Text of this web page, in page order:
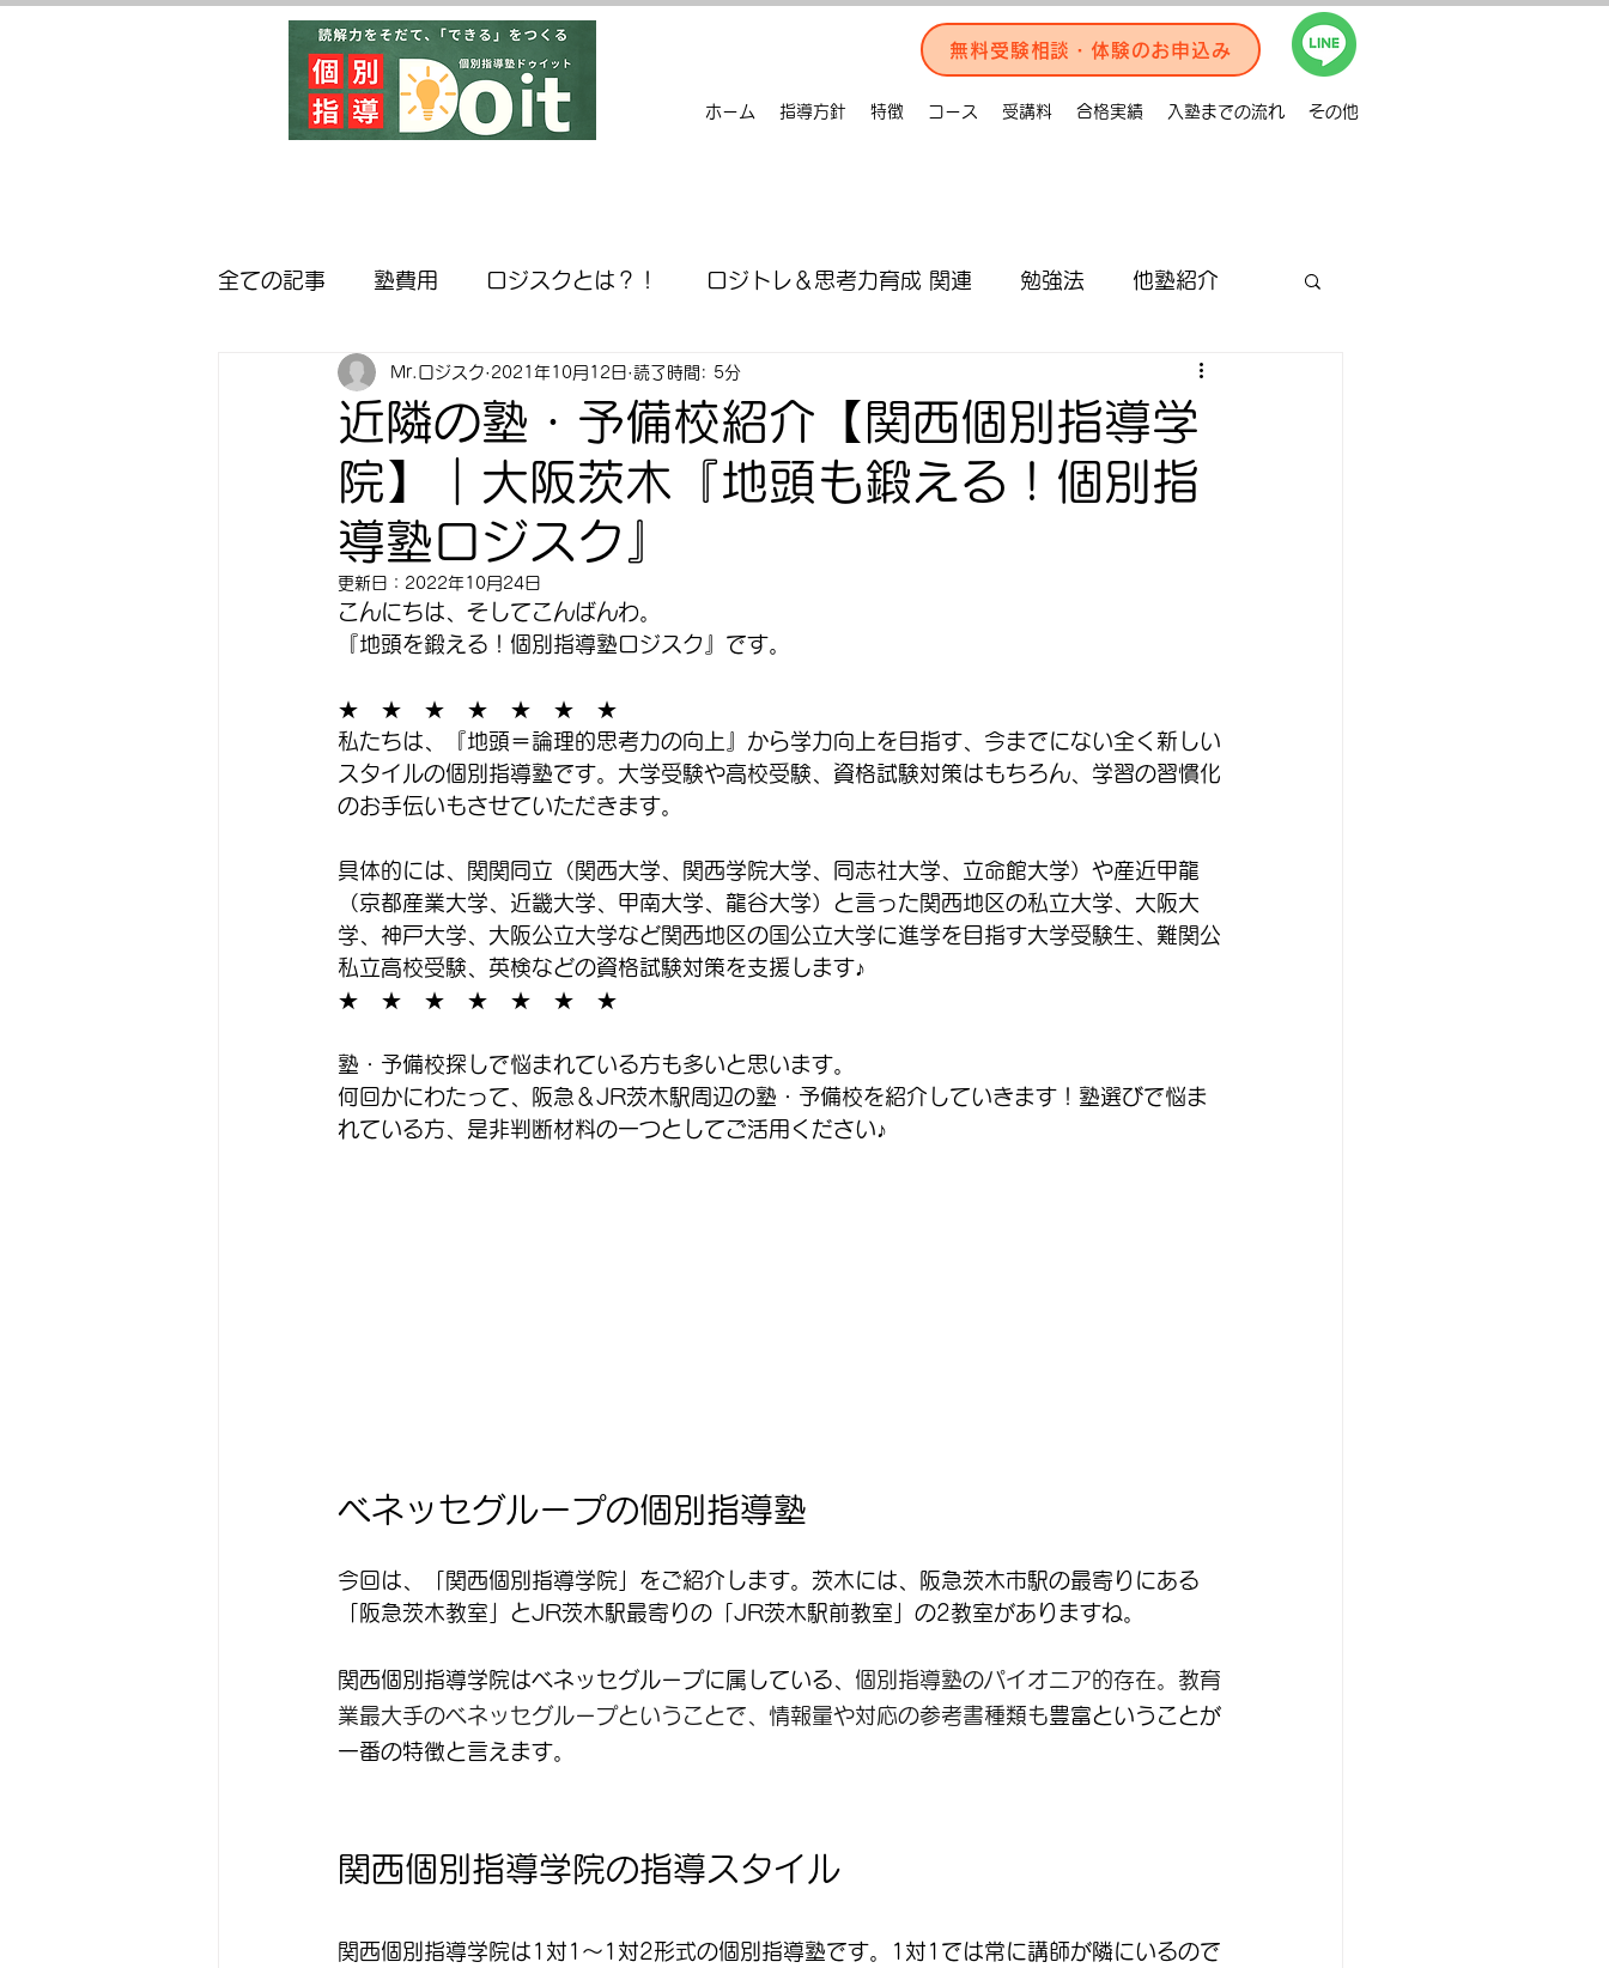
無料受験相談・体験のお申込み
ホーム 指導方針 特徴 コース 受講料 合格実績 入塾までの流れ その他
全ての記事 塾費用 ロジスクとは？！ ロジトレ＆思考力育成 関連 勉強法 他塾紹介
英検対策 近隣の学校紹介 AO＆推薦入試対策 合格体験記
近隣の塾・予備校紹介【関西個別指導学
院】｜大阪茨木『地頭も鍛える！個別指
導塾ロジスク』
Mr.ロジスク 2021年10月12日 読了時間: 5分
更新日： 2022年10月24日
こんにちは、そしてこんばんわ。
『地頭を鍛える！個別指導塾ロジスク』です。
★　★　★　★　★　★　★
私たちは、『地頭＝論理的思考力の向上』から学力向上を目指す、今までにない全く新しい
スタイルの個別指導塾です。大学受験や高校受験、資格試験対策はもちろん、学習の習慣化
のお手伝いもさせていただきます。
具体的には、関関同立（関西大学、関西学院大学、同志社大学、立命館大学）や産近甲龍
（京都産業大学、近畿大学、甲南大学、龍谷大学）と言った関西地区の私立大学、大阪大
学、神戸大学、大阪公立大学など関西地区の国公立大学に進学を目指す大学受験生、難関公
私立高校受験、英検などの資格試験対策を支援します♪
★　★　★　★　★　★　★
塾・予備校探しで悩まれている方も多いと思います。
何回かにわたって、阪急＆JR茨木駅周辺の塾・予備校を紹介していきます！塾選びで悩ま
れている方、是非判断材料の一つとしてご活用ください♪
ベネッセグループの個別指導塾
今回は、「関西個別指導学院」をご紹介します。茨木には、阪急茨木市駅の最寄りにある
「阪急茨木教室」とJR茨木駅最寄りの「JR茨木駅前教室」の2教室がありますね。
関西個別指導学院はベネッセグループに属している、 個別指導塾のパイオニア的存在。教育
業最大手のベネッセグループということで、情報量や対応の参考書種類も豊富ということが
一番の特徴と言えます。
関西個別指導学院の指導スタイル
関西個別指導学院は1対1～1対2形式の個別指導塾です。1対1では常に講師が隣にいるので